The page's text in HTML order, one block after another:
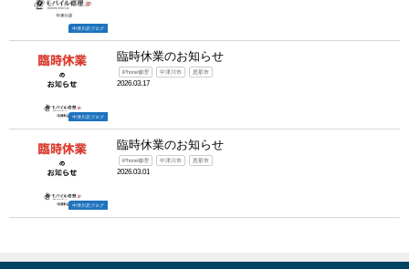
中津川店ブログ
中津川店ブログ
臨時休業のお知らせ
iPhone修理 中津川市 恵那市
2026.03.17
中津川店ブログ
臨時休業のお知らせ
iPhone修理 中津川市 恵那市
2026.03.01